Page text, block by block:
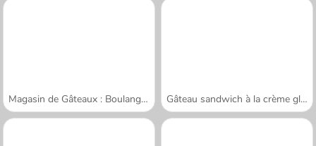
Magasin de Gâteaux : Boulangerie Gâteau sandwich à la crème glacée